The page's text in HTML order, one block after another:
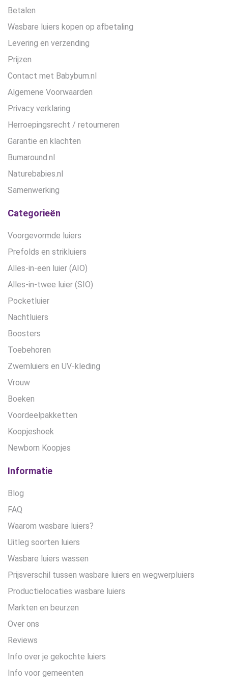
Betalen
Wasbare luiers kopen op afbetaling
Levering en verzending
Prijzen
Contact met Babybum.nl
Algemene Voorwaarden
Privacy verklaring
Herroepingsrecht / retourneren
Garantie en klachten
Bumaround.nl
Naturebabies.nl
Samenwerking
Categorieën
Voorgevormde luiers
Prefolds en strikluiers
Alles-in-een luier (AIO)
Alles-in-twee luier (SIO)
Pocketluier
Nachtluiers
Boosters
Toebehoren
Zwemluiers en UV-kleding
Vrouw
Boeken
Voordeelpakketten
Koopjeshoek
Newborn Koopjes
Informatie
Blog
FAQ
Waarom wasbare luiers?
Uitleg soorten luiers
Wasbare luiers wassen
Prijsverschil tussen wasbare luiers en wegwerpluiers
Productielocaties wasbare luiers
Markten en beurzen
Over ons
Reviews
Info over je gekochte luiers
Info voor gemeenten